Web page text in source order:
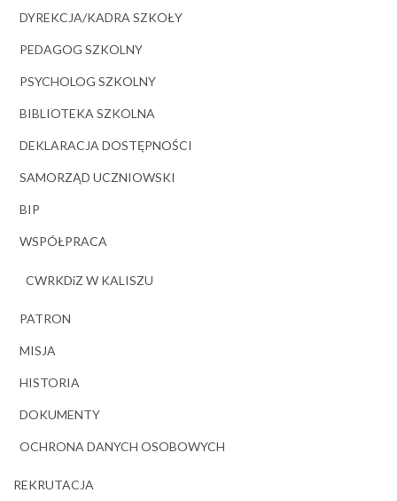
DYREKCJA/KADRA SZKOŁY
PEDAGOG SZKOLNY
PSYCHOLOG SZKOLNY
BIBLIOTEKA SZKOLNA
DEKLARACJA DOSTĘPNOŚCI
SAMORZĄD UCZNIOWSKI
BIP
WSPÓŁPRACA
CWRKDiZ W KALISZU
PATRON
MISJA
HISTORIA
DOKUMENTY
OCHRONA DANYCH OSOBOWYCH
REKRUTACJA